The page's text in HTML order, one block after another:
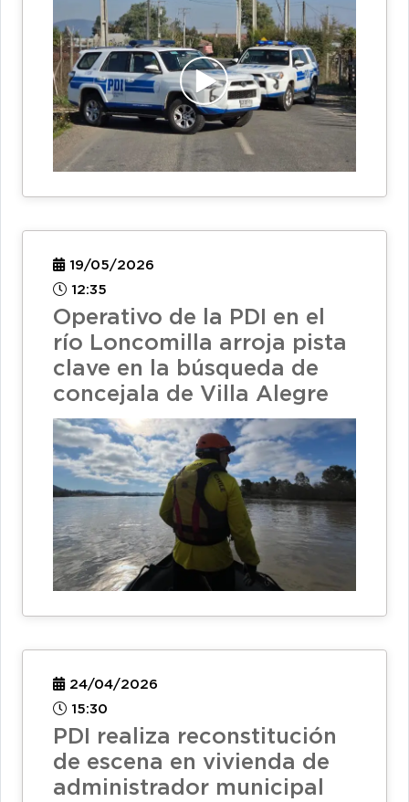
19/05/2026
12:35
Operativo de la PDI en el
río Loncomilla arroja pista
clave en la búsqueda de
concejala de Villa Alegre
24/04/2026
15:30
PDI realiza reconstitución
de escena en vivienda de
administrador municipal